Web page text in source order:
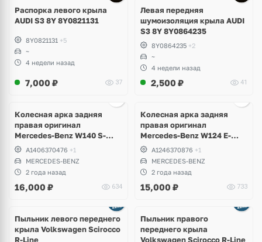
Распорка левого крыла
AUDI S3 8Y 8Y0821131
8Y0821131 +5
~
4 недели назад
7,000 ₽ 37
Левая передняя
шумоизоляция крыла AUDI
S3 8Y 8Y0864235
8Y0864235 +2
~
4 недели назад
2,500 ₽ 41
Колесная арка задняя
правая оригинал
Mercedes-Benz W140 S-
KlassA1406370476 +1
MERCEDES-BENZ
2 года назад
16,000 ₽ 634
Колесная арка задняя
правая оригинал
Mercedes-Benz W124 E-
KlassA1246370876 +1
MERCEDES-BENZ
2 года назад
15,000 ₽ 733
Пыльник левого переднего
крыла Volkswagen Scirocco
R-Line
Пыльник правого
переднего крыла
Volkswagen Scirocco R-Line